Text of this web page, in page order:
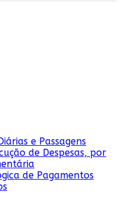
e Passagens
de Despesas, por
de Pagamentos